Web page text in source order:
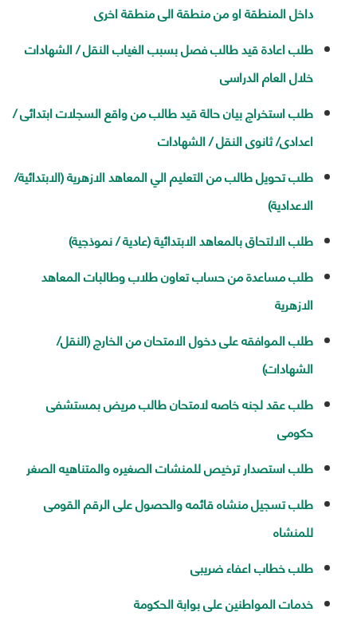
داخل المنطقة او من منطقة الى منطقة اخرى
طلب اعادة قيد طالب فصل بسبب الغياب النقل / الشهادات
خلال العام الدراسى
طلب استخراج بيان حالة قيد طالب من واقع السجلات ابتدائى /
اعدادى/ ثانوى النقل / الشهادات
طلب تحويل طالب من التعليم الي المعاهد الازهرية (الابتدائية/
الاعدادية)
طلب الالتحاق بالمعاهد الابتدائية (عادية / نموذجية)
طلب مساعدة من حساب تعاون طلاب وطالبات المعاهد
الازهرية
طلب الموافقه على دخول الامتحان من الخارج (النقل/
الشهادات)
طلب عقد لجنه خاصه لامتحان طالب مريض بمستشفى
حكومى
طلب استصدار ترخيص للمنشات الصغيره والمتناهيه الصغر
طلب تسجيل منشاه قائمه والحصول على الرقم القومى
للمنشاه
طلب خطاب اعفاء ضريبى
خدمات المواطنين على بوابة الحكومة